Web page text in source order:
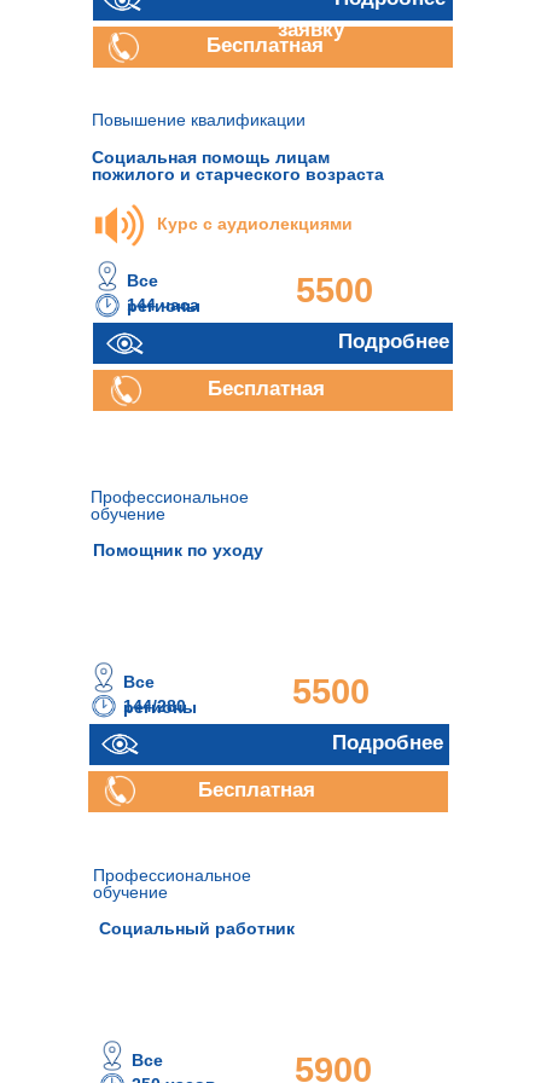
заявку
Бесплатная
Социальная помощь лицам
пожилого и старческого возраста
Повышение квалификации
144 часа
5500
руб.
Все
регионы
Подробнее
Бесплатная
Курс с аудиолекциями
Помощник по уходу
144/280
часов
Социальный работник
5500
руб.
Подробнее
Бесплатная
Все
регионы
Профессиональное
обучение
5900
Все
Профессиональное
обучение
Подробнее